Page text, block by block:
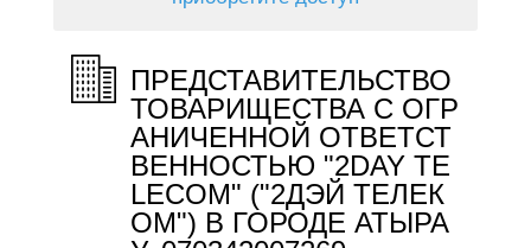
ПРЕДСТАВИТЕЛЬСТВО
ТОВАРИЩЕСТВА С ОГР
АНИЧЕННОЙ ОТВЕТСТ
ВЕННОСТЬЮ "2DAY TE
LECOM" ("2ДЭЙ ТЕЛЕК
ОМ") В ГОРОДЕ АТЫРА